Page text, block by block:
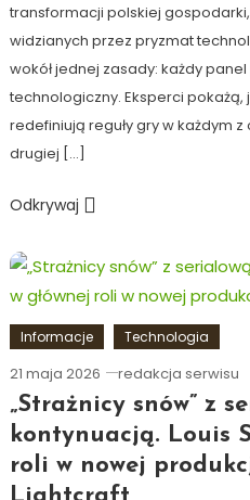
transformacji polskiej
widzianych przez pryzmat
wokół jednej zasady: każdy
technologiczny. Eksperci
redefiniują reguły gry w każdym
drugiej […]
Odkrywaj
Informacje Technologia
21 maja 2026 redakcja serwisu
„Strażnicy snów” z
kontynuacją. Louis
roli w nowej